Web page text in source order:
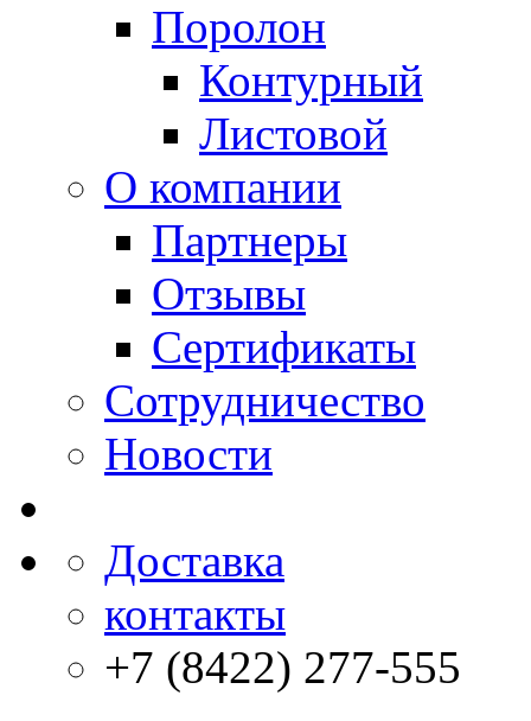
Поролон
Контурный
Листовой
О компании
Партнеры
Отзывы
Сертификаты
Сотрудничество
Новости
Доставка
контакты
+7 (8422) 277-555